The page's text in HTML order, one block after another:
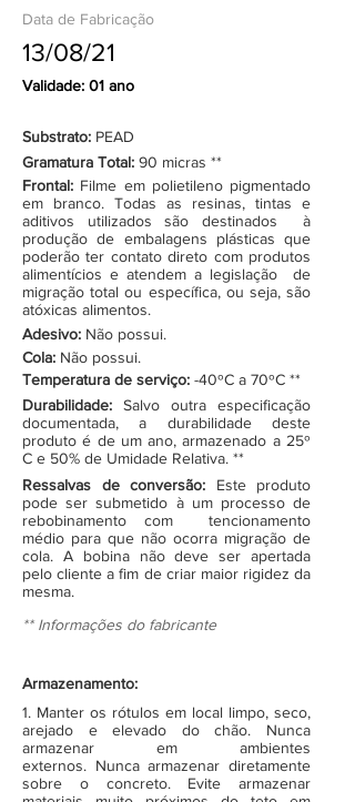
Data de Fabricação
13/08/21
Validade: 01 ano
Substrato: PEAD
Gramatura Total: 90 micras **
Frontal: Filme em polietileno pigmentado
em branco. Todas as resinas, tintas e
aditivos utilizados são destinados à
produção de embalagens plásticas que
poderão ter contato direto com produtos
alimentícios e atendem a legislação de
migração total ou específica, ou seja, são
atóxicas alimentos.
Adesivo: Não possui.
Cola: Não possui.
Temperatura de serviço: -40ºC a 70ºC **
Durabilidade: Salvo outra especificação
documentada, a durabilidade deste
produto é de um ano, armazenado a 25º
C e 50% de Umidade Relativa. **
Ressalvas de conversão: Este produto
pode ser submetido à um processo de
rebobinamento com tencionamento
médio para que não ocorra migração de
cola. A bobina não deve ser apertada
pelo cliente a fim de criar maior rigidez da
mesma.
** Informações do fabricante
Armazenamento:
1. Manter os rótulos em local limpo, seco,
arejado e elevado do chão. Nunca
armazenar em ambientes
externos. Nunca armazenar diretamente
sobre o concreto. Evite armazenar